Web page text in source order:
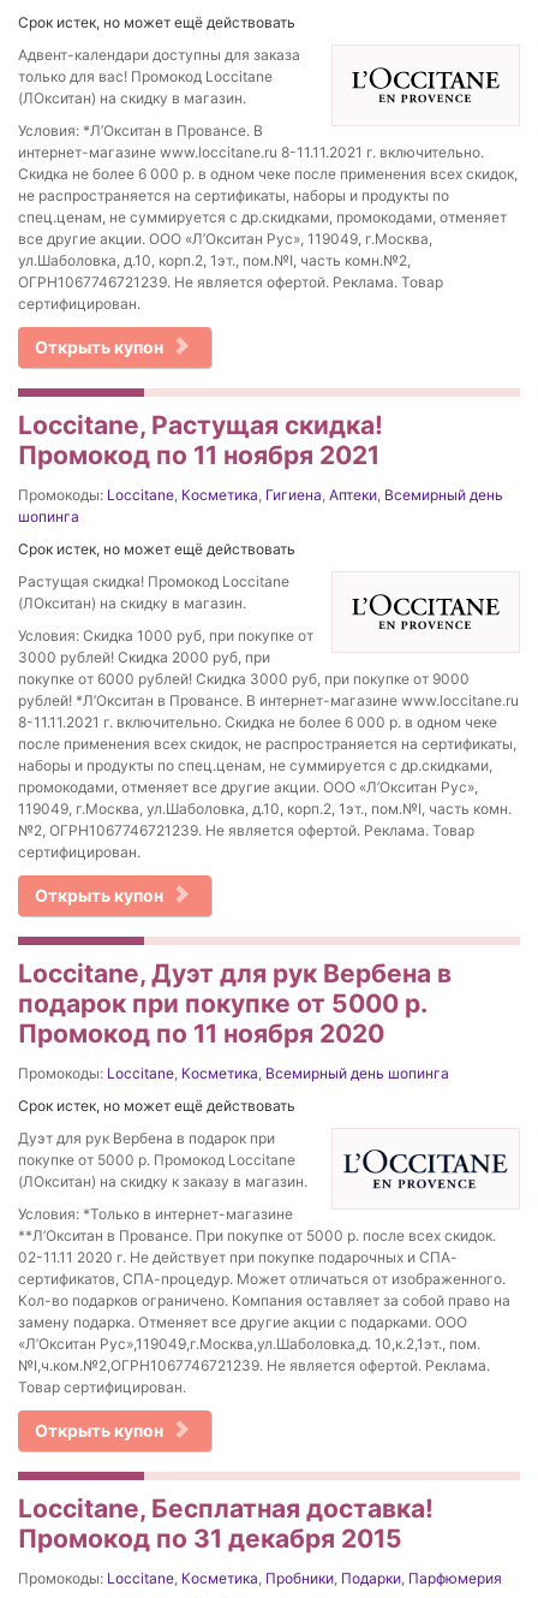
Срок истек, но может ещё действовать
Адвент-календари доступны для заказа
только для вас! Промокод Loccitane
(ЛОкситан) на скидку в магазин.
Условия: *Л’Окситан в Провансе. В
интернет-магазине www.loccitane.ru 8-11.11.2021 г. включительно.
Скидка не более 6 000 р. в одном чеке после применения всех скидок,
не распространяется на сертификаты, наборы и продукты по
спец.ценам, не суммируется с др.скидками, промокодами, отменяет
все другие акции. ООО «Л’Окситан Рус», 119049, г.Москва,
ул.Шаболовка, д.10, корп.2, 1эт., пом.№I, часть комн.№2,
ОГРН1067746721239. Не является офертой. Реклама. Товар
сертифицирован.
Открыть купон
Loccitane, Растущая скидка!
Промокод по 11 ноября 2021
Промокоды: Loccitane, Косметика, Гигиена, Аптеки, Всемирный день
шопинга
Срок истек, но может ещё действовать
Растущая скидка! Промокод Loccitane
(ЛОкситан) на скидку в магазин.
Условия: Скидка 1000 руб, при покупке от
3000 рублей! Скидка 2000 руб, при
покупке от 6000 рублей! Скидка 3000 руб, при покупке от 9000
рублей! *Л’Окситан в Провансе. В интернет-магазине www.loccitane.ru
8-11.11.2021 г. включительно. Скидка не более 6 000 р. в одном чеке
после применения всех скидок, не распространяется на сертификаты,
наборы и продукты по спец.ценам, не суммируется с др.скидками,
промокодами, отменяет все другие акции. ООО «Л’Окситан Рус»,
119049, г.Москва, ул.Шаболовка, д.10, корп.2, 1эт., пом.№I, часть комн.
№2, ОГРН1067746721239. Не является офертой. Реклама. Товар
сертифицирован.
Открыть купон
Loccitane, Дуэт для рук Вербена в
подарок при покупке от 5000 р.
Промокод по 11 ноября 2020
Промокоды: Loccitane, Косметика, Всемирный день шопинга
Срок истек, но может ещё действовать
Дуэт для рук Вербена в подарок при
покупке от 5000 р. Промокод Loccitane
(ЛОкситан) на скидку к заказу в магазин.
Условия: *Только в интернет-магазине
**Л’Окситан в Провансе. При покупке от 5000 р. после всех скидок.
02-11.11 2020 г. Не действует при покупке подарочных и СПА-
сертификатов, СПА-процедур. Может отличаться от изображенного.
Кол-во подарков ограничено. Компания оставляет за собой право на
замену подарка. Отменяет все другие акции с подарками. ООО
«Л’Окситан Рус»,119049,г.Москва,ул.Шаболовка,д. 10,к.2,1эт., пом.
№I,ч.ком.№2,ОГРН1067746721239. Не является офертой. Реклама.
Товар сертифицирован.
Открыть купон
Loccitane, Бесплатная доставка!
Промокод по 31 декабря 2015
Промокоды: Loccitane, Косметика, Пробники, Подарки, Парфюмерия